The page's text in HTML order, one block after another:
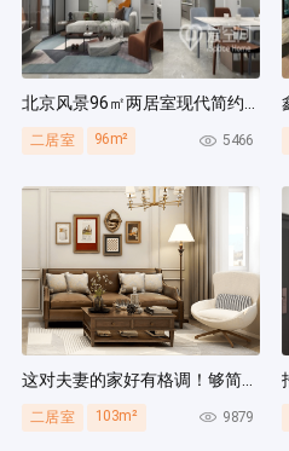
北京风景96㎡两居室现代简约风装修案例
二居室 96m² 5466
这对夫妻的家好有格调！够简洁还复古，好打扫卫生太贴心~
二居室 103m² 9879